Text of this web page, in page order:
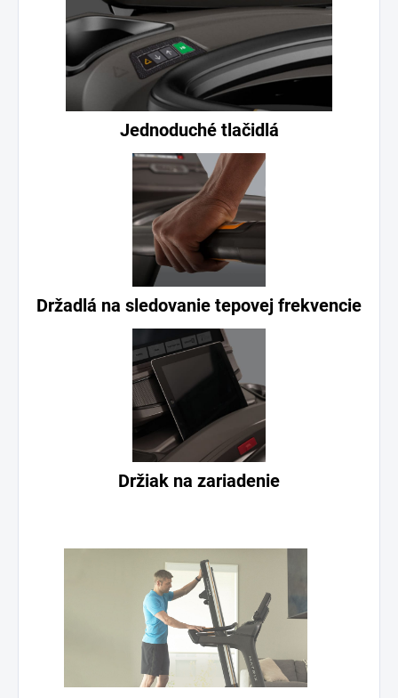
Jednoduché tlačidlá
Držadlá na sledovanie tepovej frekvencie
Držiak na zariadenie